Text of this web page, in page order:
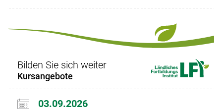
Bilden Sie sich weiter
Kursangebote
03.09.2026